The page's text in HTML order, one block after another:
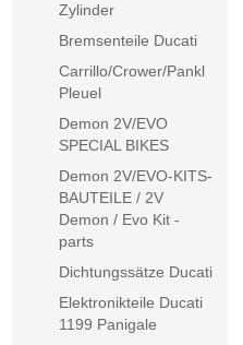
Zylinder
Bremsenteile Ducati
Carrillo/Crower/Pankl
Pleuel
Demon 2V/EVO
SPECIAL BIKES
Demon 2V/EVO-KITS-
BAUTEILE / 2V
Demon / Evo Kit -
parts
Dichtungssätze Ducati
Elektronikteile Ducati
1199 Panigale